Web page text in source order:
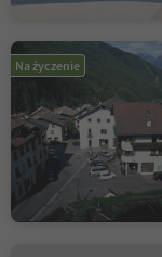
Na życzenie